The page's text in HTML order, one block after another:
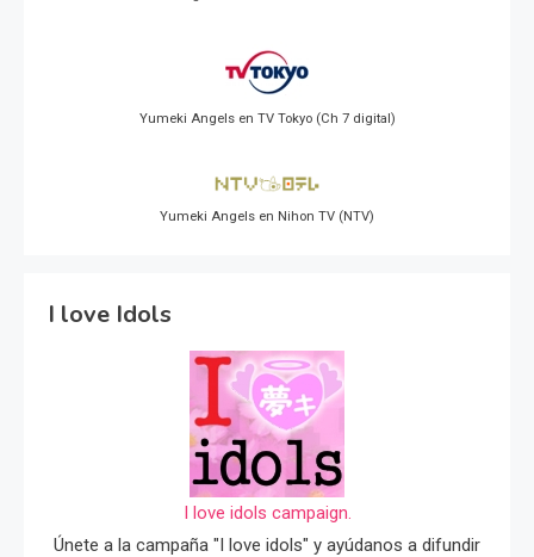
Yumeki Angels en TV Tokyo (Ch 7 digital)
Yumeki Angels en Nihon TV (NTV)
I love Idols
I love idols campaign.
Únete a la campaña "I love idols" y ayúdanos a difundir